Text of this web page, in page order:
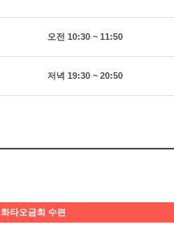
오전 10:30 ~ 11:50
저녁 19:30 ~ 20:50
화타오금희 수련